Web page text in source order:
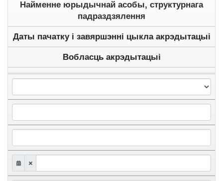
Найменне юрыдычнай асобы, структурнага
падраздзялення
Даты пачатку і завяршэнні цыкла акрэдытацыі
Вобласць акрэдытацыі